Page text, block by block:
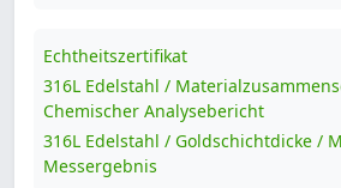
Echtheitszertifikat
316L Edelstahl /
Chemischer Analysebericht
316L Edelstahl / Goldschichtdicke /
Messergebnis